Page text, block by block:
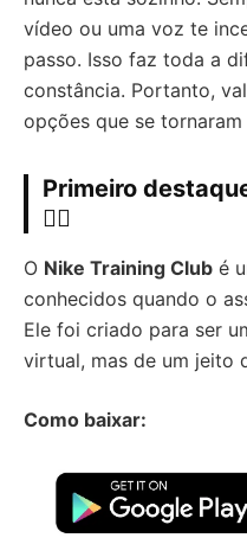
vídeo ou uma voz te
passo. Isso faz toda a
constância. Portanto,
opções que se
Primeiro
🏋️‍♂️
O Nike Training Club é
conhecidos quando o
Ele foi criado para ser
virtual, mas de um jeito
Como baixar: